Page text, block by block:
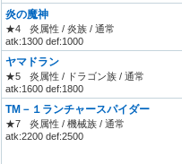
炎の魔神
★4
炎属性 / 炎族 / 通常
atk:1300 def:1000
ヤマドラン
★5
炎属性 / ドラゴン族 / 通常
atk:1600 def:1800
TM－１ランチャースパイダー
★7
炎属性 / 機械族 / 通常
atk:2200 def:2500